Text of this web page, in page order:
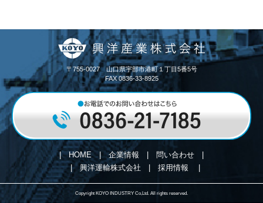
〒755-0027 山口県宇部市港町１丁目5番5号
FAX 0836-33-8925
HOME 企業情報
問い合わせ
興洋運輸株式会社
採用情報
Copyright KOYO INDUSTRY Co,Ltd. All rights reserved.